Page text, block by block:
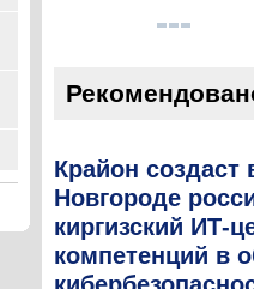
Крайон
Новгороде
киргизский ИТ-
компетенций в